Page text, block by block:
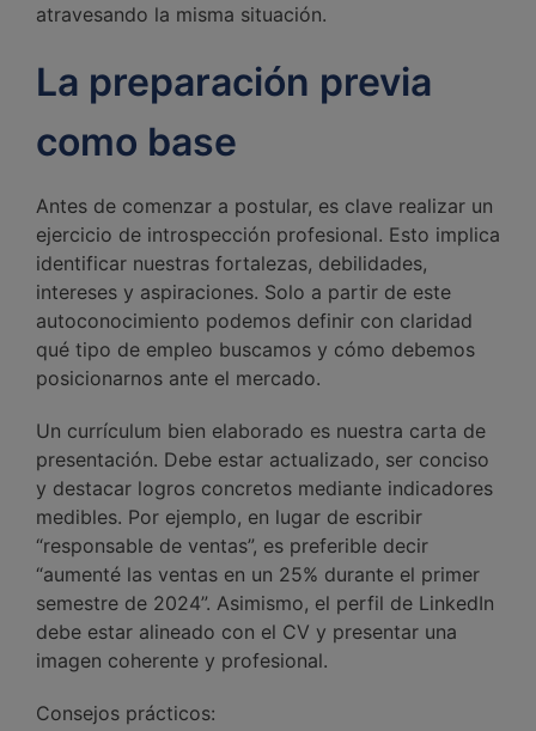
atravesando la misma situación.
La preparación previa
como base
Antes de comenzar a postular, es clave realizar un
ejercicio de introspección profesional. Esto implica
identificar nuestras fortalezas, debilidades,
intereses y aspiraciones. Solo a partir de este
autoconocimiento podemos definir con claridad
qué tipo de empleo buscamos y cómo debemos
posicionarnos ante el mercado.
Un currículum bien elaborado es nuestra carta de
presentación. Debe estar actualizado, ser conciso
y destacar logros concretos mediante indicadores
medibles. Por ejemplo, en lugar de escribir
“responsable de ventas”, es preferible decir
“aumenté las ventas en un 25% durante el primer
semestre de 2024”. Asimismo, el perfil de LinkedIn
debe estar alineado con el CV y presentar una
imagen coherente y profesional.
Consejos prácticos: